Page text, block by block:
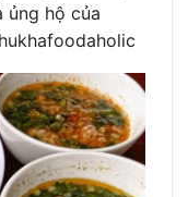
ủng hộ của